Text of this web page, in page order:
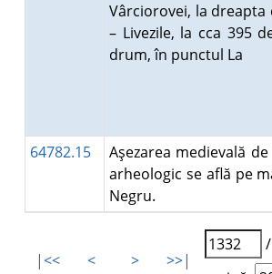
Vârciorovei, la dreapta
– Livezile, la cca 395
drum, în punctul La
64782.15
Aşezarea medievală
arheologic se află pe
Negru.
|<< < > >>|